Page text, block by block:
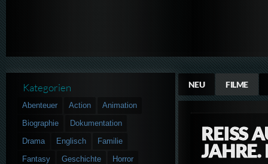
NEU FILME
REISS
Kategorien
Abenteuer Action
Animation
Biographie
Dokumentation
Drama
Englisch
Familie
Fantasy
Geschichte
Horror